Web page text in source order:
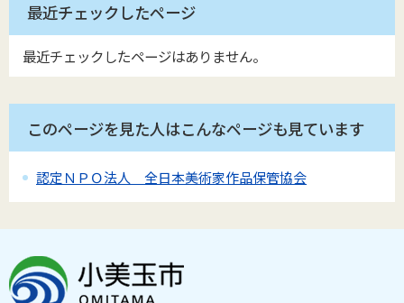
最近チェックしたページ
最近チェックしたページはありません。
このページを見た人はこんなページも見ています
認定ＮＰＯ法人 全日本美術家作品保管協会